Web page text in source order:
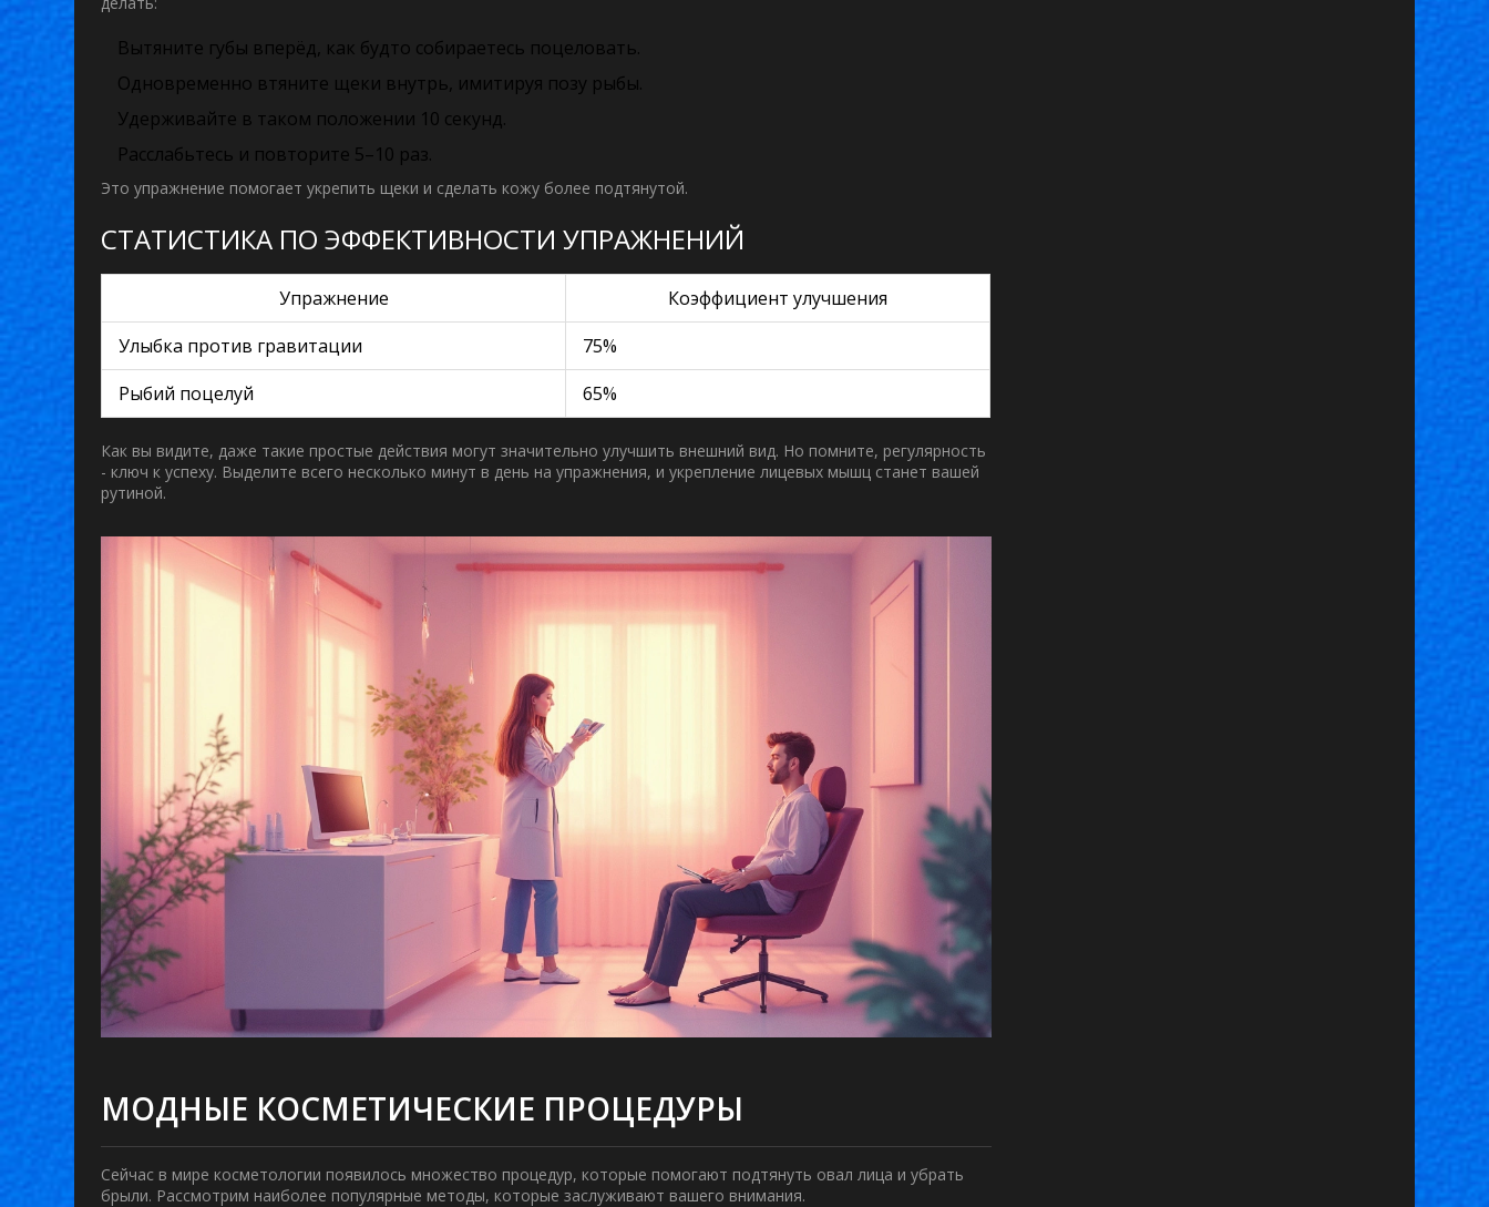
Вытяните губы вперёд, как будто собираетесь поцеловать.
Одновременно втяните щеки внутрь, имитируя позу рыбы.
Удерживайте в таком положении 10 секунд.
Расслабьтесь и повторите 5–10 раз.
Это упражнение помогает укрепить щеки и сделать кожу более подтянутой.
СТАТИСТИКА ПО ЭФФЕКТИВНОСТИ УПРАЖНЕНИЙ
Упражнение
Коэффициент улучшения
Улыбка против гравитации
75%
Рыбий поцелуй
65%
Как вы видите, даже такие простые действия могут значительно улучшить внешний вид. Но помните, регулярность
- ключ к успеху. Выделите всего несколько минут в день на упражнения, и укреплениелицевых мышц станет вашей
рутиной.
МОДНЫЕ КОСМЕТИЧЕСКИЕ ПРОЦЕДУРЫ
Сейчас в мире косметологии появилось множество процедур, которые помогают подтянуть овал лица и убрать
брыли. Рассмотрим наиболее популярные методы, которые заслуживают вашего внимания.